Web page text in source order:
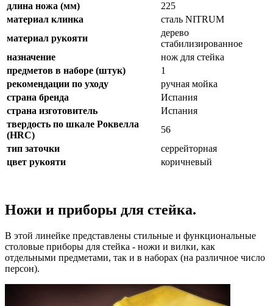
длина ножа (мм)
225
материал клинка
сталь NITRUM
материал рукояти
дерево
стабилизированное
назначение
нож для стейка
предметов в наборе (штук)
1
рекомендации по уходу
ручная мойка
страна бренда
Испания
страна изготовитель
Испания
твердость по шкале Роквелла
(HRC)
56
тип заточки
серрейторная
цвет рукояти
коричневый
Ножи и приборы для стейка.
В этой линейке представлены стильные и функциональные
столовые приборы для стейка - ножи и вилки, как
отдельными предметами, так и в наборах (на различное число
персон).